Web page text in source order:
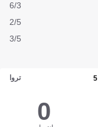
6/3
2/5
3/5
المواجهات المباشرة (آخر 5
تروا
0